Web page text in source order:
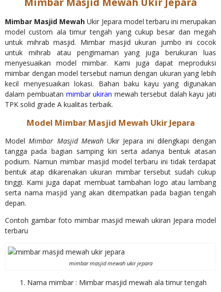
Mimbar Masjid Mewah Ukir Jepara model terbaru ini merupakan
model custom ala timur tengah yang cukup besar dan megah
untuk mihrab masjid. Mimbar masjid ukuran jumbo ini cocok
untuk mihrab atau pengimaman yang juga berukuran luas
menyesuaikan model mimbar. Kami juga dapat meproduksi
mimbar dengan model tersebut namun dengan ukuran yang lebih
kecil menyesuaikan lokasi. Bahan baku kayu yang digunakan
dalam pembuatan mimbar ukiran mewah tersebut dalah kayu jati
TPK solid grade A kualitas terbaik.
Model Mimbar Masjid Mewah Ukir Jepara
ModelMimbar Masjid MewahUkir Jepara ini dilengkapi dengan
tangga pada bagian samping kiri serta adanya bentuk atasan
podium. Namun mimbar masjid model terbaru ini tidak terdapat
bentuk atap dikarenakan ukuran mimbar tersebut sudah cukup
tinggi. Kami juga dapat membuat tambahan logo atau lambang
serta nama masjid yang akan ditempatkan pada bagian tengah
depan.
Contoh gambar foto mimbar masjid mewah ukiran Jepara model
terbaru
mimbar masjid mewah ukir jepara
1. Nama mimbar : Mimbar masjid mewah ala timur tengah